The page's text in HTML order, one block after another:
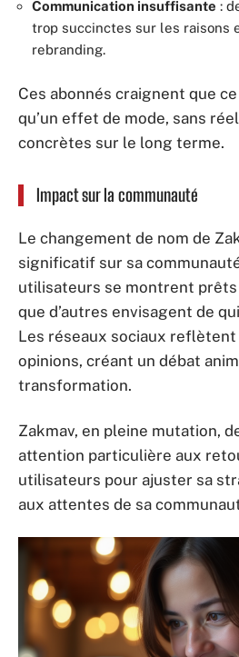
Communication insuffisante :
trop succinctes sur les raisons
rebranding.
Ces abonnés craignent que
qu’un effet de mode, sans
concrètes sur le long terme.
Impact sur la communauté
Le changement de nom de
significatif sur sa
utilisateurs se montrent prêts
que d’autres envisagent de
Les réseaux sociaux reflètent
opinions, créant un débat
transformation.
Zakmav, en pleine mutation,
attention particulière aux
utilisateurs pour ajuster sa
aux attentes de sa